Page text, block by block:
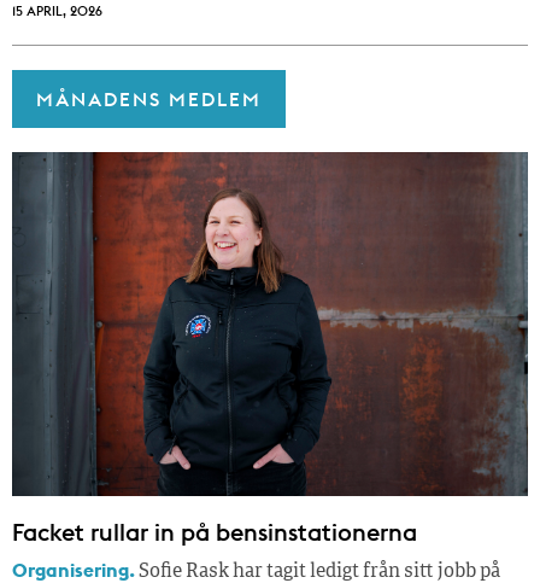
15 APRIL, 2026
MÅNADENS MEDLEM
Facket rullar in på bensinstationerna
Organisering.Sofie Rask har tagit ledigt från sitt jobb på